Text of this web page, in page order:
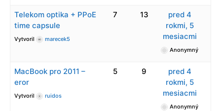
Telekom optika + PPoE
time capsule
Vytvoril marecek5
7 13
pred 4
rokmi, 5
mesiacmi
Anonymný
MacBook pro 2011 –
eror
Vytvoril ruidos
5 9
pred 4
rokmi, 5
mesiacmi
Anonymný